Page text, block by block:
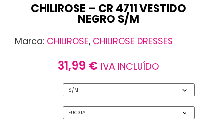
CHILIROSE – CR 4711 VESTIDO
NEGRO S/M
Marca: CHILIROSE, CHILIROSE DRESSES
31,99 € IVA INCLUÍDO